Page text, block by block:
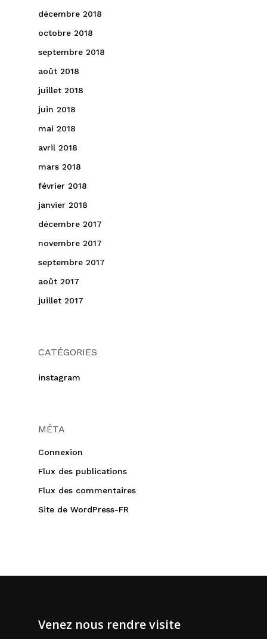
décembre 2018
octobre 2018
septembre 2018
août 2018
juillet 2018
juin 2018
mai 2018
avril 2018
mars 2018
février 2018
janvier 2018
décembre 2017
novembre 2017
septembre 2017
août 2017
juillet 2017
CATÉGORIES
instagram
MÉTA
Connexion
Flux des publications
Flux des commentaires
Site de WordPress-FR
Venez nous rendre visite